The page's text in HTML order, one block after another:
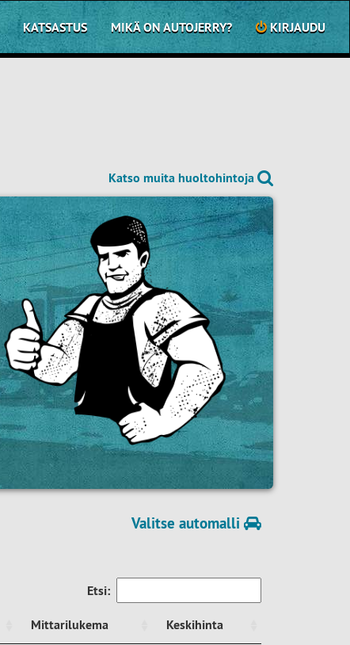
KATSASTUS MIKÄ ON AUTOJERRY? KIRJAUDU
Katso muita huoltohintoja
Valitse automalli
Etsi:
Mittarilukema
Keskihinta